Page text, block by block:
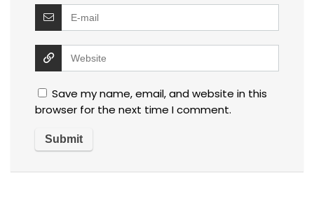
Save my name, email, and website in this
browser for the next time I comment.